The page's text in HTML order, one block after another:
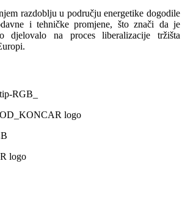
razdoblju u području energetike dogodile
i tehničke promjene, što znači da je
djelovalo na proces liberalizacije tržišta